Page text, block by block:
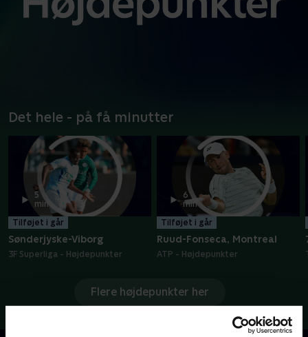
Det hele - på få minutter
5
min
Tilføjet i går
Sønderjyske-Viborg
3F Superliga - Højdepunkter
6
min
Tilføjet i går
Ruud-Fonseca, Montreal
ATP - Højdepunkter
Flere højdepunkter her